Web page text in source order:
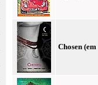
Chosen